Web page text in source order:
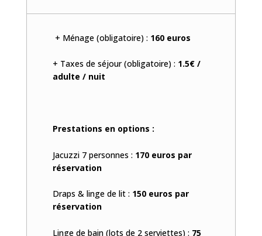
+ Ménage (obligatoire) : 160 euros
+ Taxes de séjour (obligatoire) : 1.5€ /
adulte / nuit
Prestations en options :
Jacuzzi 7 personnes : 170 euros par
réservation
Draps & linge de lit : 150 euros par
réservation
Linge de bain (lots de 2 serviettes) : 75